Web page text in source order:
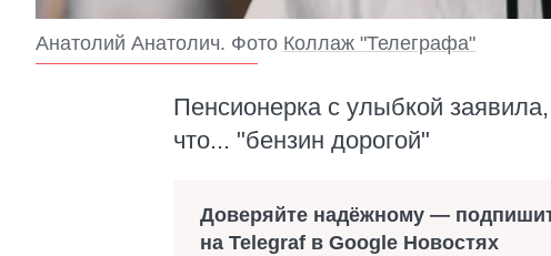
Анатолий Анатолич. Фото Коллаж "Телеграфа"
Пенсионерка с улыбкой
что... "бензин дорогой"
Доверяйте надёжному —
на Telegraf в Google Новостях